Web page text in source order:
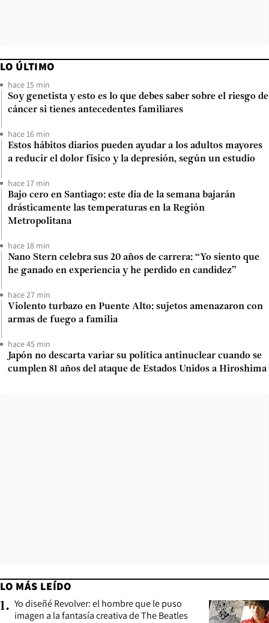
LO ÚLTIMO
hace 15 min
Soy genetista y esto es lo que debes saber sobre el riesgo de
cáncer si tienes antecedentes familiares
hace 16 min
Estos hábitos diarios pueden ayudar a los adultos mayores
a reducir el dolor físico y la depresión, según un estudio
hace 17 min
Bajo cero en Santiago: este día de la semana bajarán
drásticamente las temperaturas en la Región
Metropolitana
hace 18 min
Nano Stern celebra sus 20 años de carrera: “Yo siento que
he ganado en experiencia y he perdido en candidez”
hace 27 min
Violento turbazo en Puente Alto: sujetos amenazaron con
armas de fuego a familia
hace 45 min
Japón no descarta variar su política antinuclear cuando se
cumplen 81 años del ataque de Estados Unidos a Hiroshima
LO MÁS LEÍDO
1. Yo diseñé Revolver: el hombre que le puso
imagen a la fantasía creativa de The Beatles